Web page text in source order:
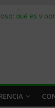
empresas:
en la cadena
de EE. UU.: